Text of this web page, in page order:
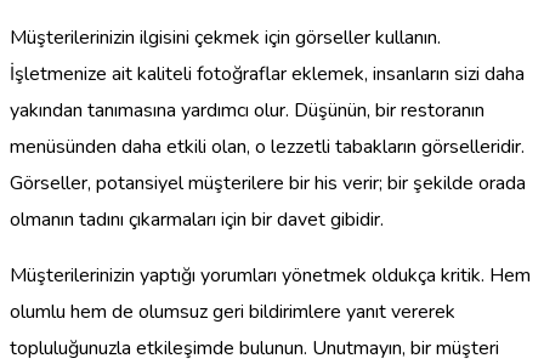
Müşterilerinizin ilgisini çekmek için görseller kullanın.
İşletmenize ait kaliteli fotoğraflar eklemek, insanların sizi daha
yakından tanımasına yardımcı olur. Düşünün, bir restoranın
menüsünden daha etkili olan, o lezzetli tabakların görselleridir.
Görseller, potansiyel müşterilere bir his verir; bir şekilde orada
olmanın tadını çıkarmaları için bir davet gibidir.
Müşterilerinizin yaptığı yorumları yönetmek oldukça kritik. Hem
olumlu hem de olumsuz geri bildirimlere yanıt vererek
topluluğunuzla etkileşimde bulunun. Unutmayın, bir müşteri